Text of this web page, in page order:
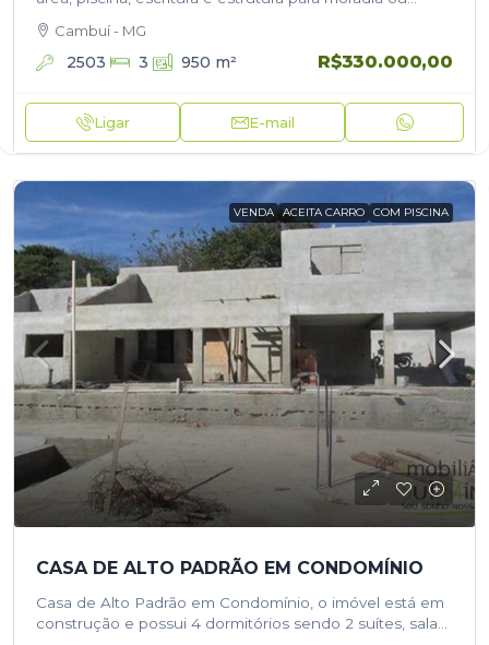
Cambuí - MG
2503 3 950 m² R$330.000,00
Ligar E-mail
VENDA ACEITA CARRO COM PISCINA
CASA DE ALTO PADRÃO EM CONDOMÍNIO
Casa de Alto Padrão em Condomínio, o imóvel está em
construção e possui 4 dormitórios sendo 2 suítes, sala